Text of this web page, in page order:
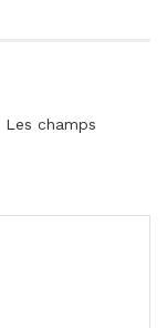
Les champs